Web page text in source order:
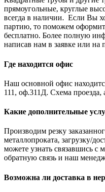
прямоугольные, круглые
всегда в наличии. Если Вы
партию, то поможем
бесплатно. Более полную
написав нам в заявке или на
Где находится офис
Наш основной офис
111, оф.311Д. Схема проезда,
Какие дополнительные
Производим резку
металлопроката, загрузку/
можете узнать связавшись с
обратную связь и наш
Возможна ли доставка в